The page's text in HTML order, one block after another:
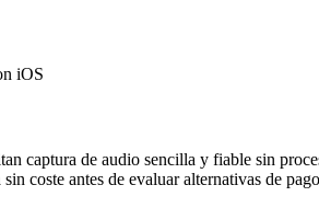
iOS
captura de audio sencilla y fiable sin
coste antes de evaluar alternativas de pago